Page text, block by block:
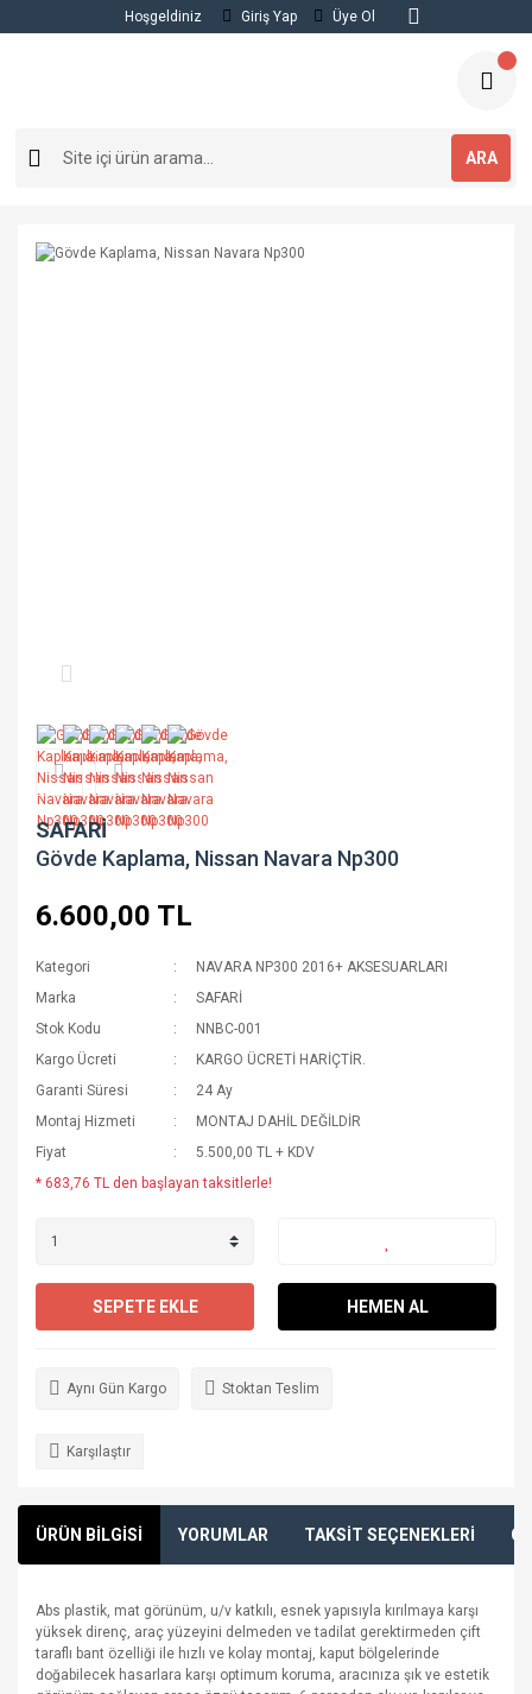
Hoşgeldiniz Giriş Yap Üye Ol
ARA
SAFARİ
Gövde Kaplama, Nissan Navara Np300
6.600,00 TL
Kategori
NAVARA NP300 2016+ AKSESUARLARI
Marka
SAFARİ
Stok Kodu
NNBC-001
Kargo Ücreti
KARGO ÜCRETİ HARİÇTİR.
Garanti Süresi
24 Ay
Montaj Hizmeti
MONTAJ DAHİL DEĞİLDİR
Fiyat
5.500,00 TL + KDV
* 683,76 TL den başlayan taksitlerle!
SEPETE EKLE HEMEN AL
Aynı Gün Kargo Stoktan Teslim
Karşılaştır
ÜRÜN BİLGİSİ YORUMLAR TAKSİT SEÇENEKLERİ
Abs plastik, mat görünüm, u/v katkılı, esnek yapısıyla kırılmaya karşı
yüksek direnç, araç yüzeyini delmeden ve tadilat gerektirmeden çift
taraflı bant özelliği ile hızlı ve kolay montaj, kaput bölgelerinde
doğabilecek hasarlara karşı optimum koruma, aracınıza şık ve estetik